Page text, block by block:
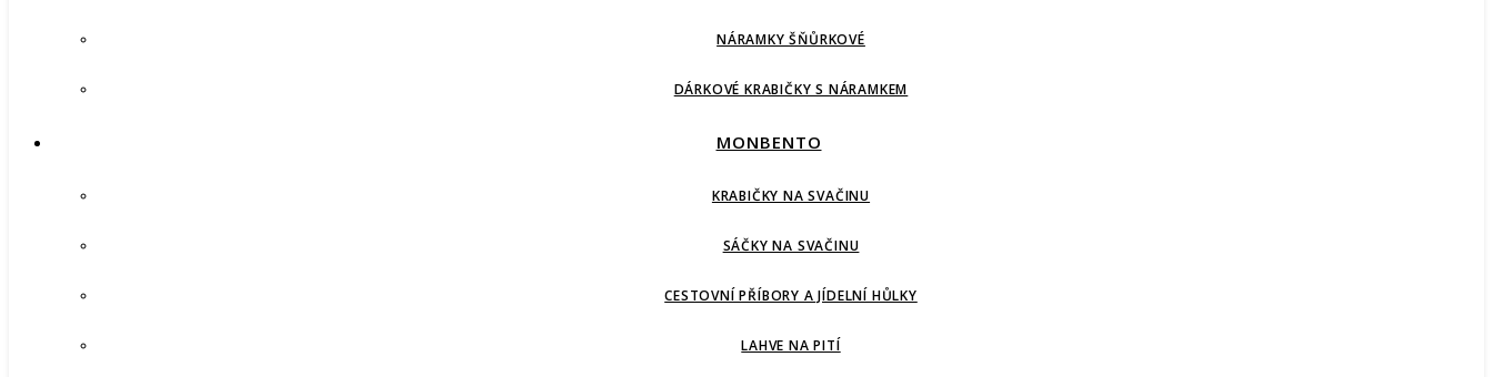
NÁRAMKY ŠŇŮRKOVÉ
DÁRKOVÉ KRABIČKY S NÁRAMKEM
MONBENTO
KRABIČKY NA SVAČINU
SÁČKY NA SVAČINU
CESTOVNÍ PŘÍBORY A JÍDELNÍ HŮLKY
LAHVE NA PITÍ